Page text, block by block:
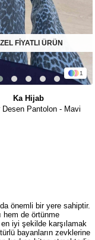
1
Ka Hijab
Desen Pantolon - Mavi
FİYATLI ÜRÜN
önemli bir yere sahiptir.
hem de örtünme
iyi şekilde karşılamak
bayanların zevklerine